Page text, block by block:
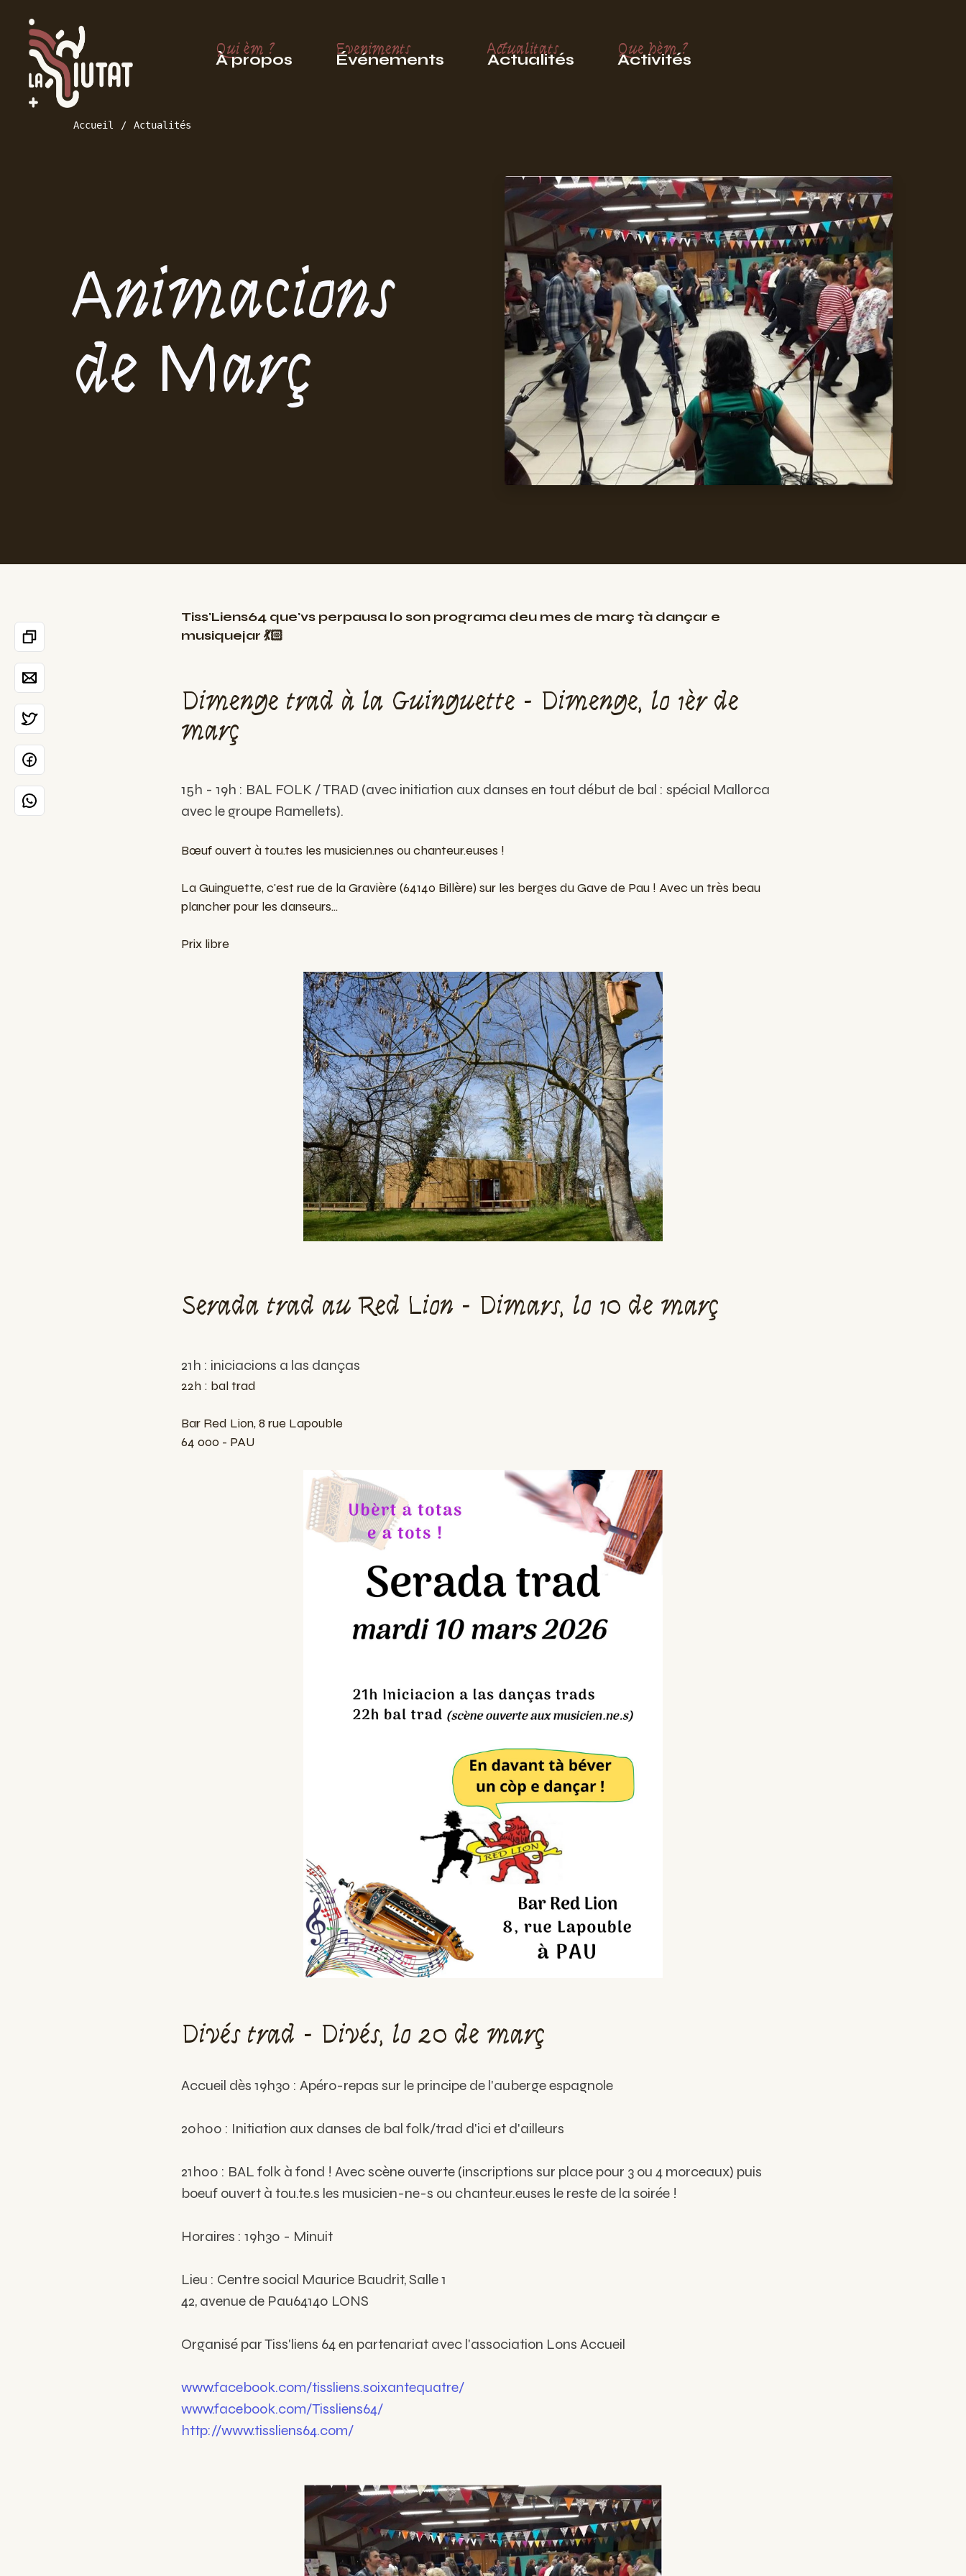
Qui èm ?
À propos
Eveniments
Événements
Actualitats
Actualités
Que hèm ?
Activités
Accueil Actualités
Animacions
de Març
Tiss'Liens64 que'vs perpausa lo son programa deu mes de març tà dançar e
musiquejar 💃🏻​
Dimenge trad à la Guinguette - Dimenge, lo 1èr de
març
15h - 19h : BAL FOLK / TRAD (avec initiation aux danses en tout début de bal : spécial Mallorca
avec le groupe Ramellets).
Bœuf ouvert à tou.tes les musicien.nes ou chanteur.euses !
La Guinguette, c'est rue de la Gravière (64140 Billère) sur les berges du Gave de Pau ! Avec un très beau
plancher pour les danseurs...
Prix libre
Serada trad au Red Lion - Dimars, lo 10 de març
21h : iniciacions a las danças
22h : bal trad
Bar Red Lion, 8 rue Lapouble
64 000 - PAU
Divés trad - Divés, lo 20 de març
Accueil dès 19h30 : Apéro-repas sur le principe de l'auberge espagnole
20h00 : Initiation aux danses de bal folk/trad d'ici et d'ailleurs
21h00 : BAL folk à fond ! Avec scène ouverte (inscriptions sur place pour 3 ou 4 morceaux) puis
boeuf ouvert à tou.te.s les musicien-ne-s ou chanteur.euses le reste de la soirée !
Horaires : 19h30 - Minuit
Lieu : Centre social Maurice Baudrit, Salle 1
42, avenue de Pau64140 LONS
Organisé par Tiss'liens 64 en partenariat avec l'association Lons Accueil
www.facebook.com/tissliens.soixantequatre/
www.facebook.com/Tissliens64/
http://www.tissliens64.com/